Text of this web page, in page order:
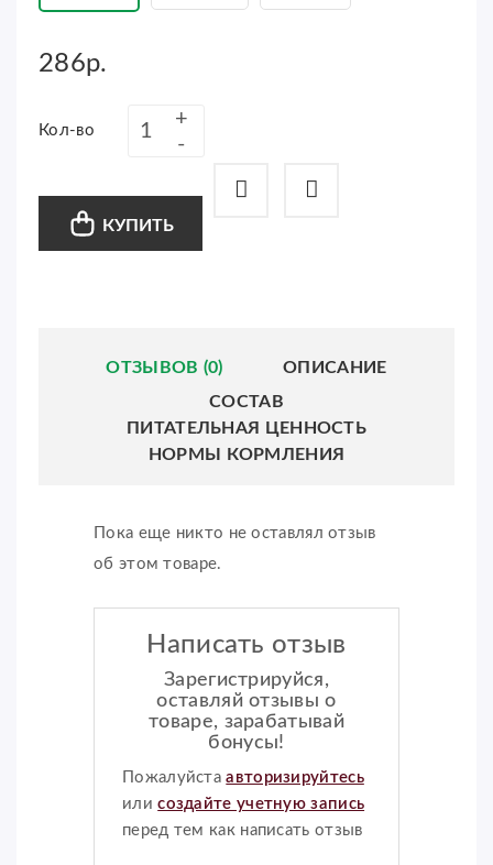
286р.
Кол-во
КУПИТЬ
ОТЗЫВОВ (0)
ОПИСАНИЕ
СОСТАВ
ПИТАТЕЛЬНАЯ ЦЕННОСТЬ
НОРМЫ КОРМЛЕНИЯ
Пока еще никто не оставлял отзыв
об этом товаре.
Написать отзыв
Зарегистрируйся,
оставляй отзывы о
товаре, зарабатывай
бонусы!
Пожалуйстаавторизируйтесь
илисоздайте учетную запись
перед тем как написать отзыв